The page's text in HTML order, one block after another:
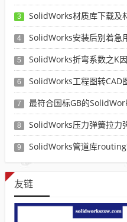
3 SolidWorks材质库下载及
4 SolidWorks安装后别着急用，这八
5 SolidWorks折弯系数之K
6 SolidWorks工程图转CAD图纸
7 最符合国标GB的SolidWorks
8 SolidWorks压力弹簧拉力弹簧
9 SolidWorks管道库
友链